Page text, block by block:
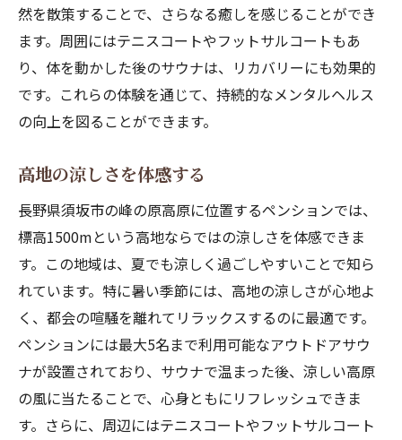
然を散策することで、さらなる癒しを感じることができ
ます。周囲にはテニスコートやフットサルコートもあ
り、体を動かした後のサウナは、リカバリーにも効果的
です。これらの体験を通じて、持続的なメンタルヘルス
の向上を図ることができます。
高地の涼しさを体感する
長野県須坂市の峰の原高原に位置するペンションでは、
標高1500mという高地ならではの涼しさを体感できま
す。この地域は、夏でも涼しく過ごしやすいことで知ら
れています。特に暑い季節には、高地の涼しさが心地よ
く、都会の喧騒を離れてリラックスするのに最適です。
ペンションには最大5名まで利用可能なアウトドアサウ
ナが設置されており、サウナで温まった後、涼しい高原
の風に当たることで、心身ともにリフレッシュできま
す。さらに、周辺にはテニスコートやフットサルコート